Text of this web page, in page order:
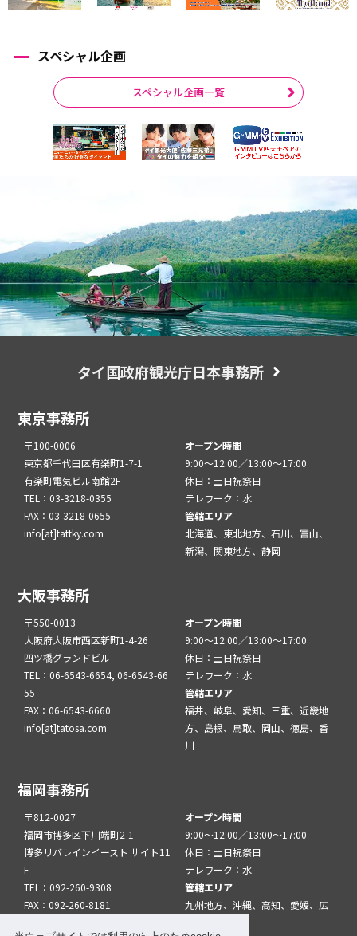
スペシャル企画
スペシャル企画一覧
タイ国政府観光庁日本事務所
東京事務所
〒100-0006
東京都千代田区有楽町1-7-1
有楽町電気ビル南館2F
TEL：03-3218-0355
FAX：03-3218-0655
info[at]tattky.com
オープン時間
9:00～12:00／13:00～17:00
休日：土日祝祭日
テレワーク：水
管轄エリア
北海道、東北地方、石川、富山、
新潟、関東地方、静岡
大阪事務所
〒550-0013
大阪府大阪市西区新町1-4-26
四ツ橋グランドビル
TEL：06-6543-6654, 06-6543-66
55
FAX：06-6543-6660
info[at]tatosa.com
オープン時間
9:00～12:00／13:00～17:00
休日：土日祝祭日
テレワーク：水
管轄エリア
福井、岐阜、愛知、三重、近畿地
方、島根、鳥取、岡山、徳島、香
川
福岡事務所
〒812-0027
福岡市博多区下川端町2-1
博多リバレインイースト サイト11
F
TEL：092-260-9308
FAX：092-260-8181
オープン時間
9:00～12:00／13:00～17:00
休日：土日祝祭日
テレワーク：水
管轄エリア
九州地方、沖縄、高知、愛媛、広